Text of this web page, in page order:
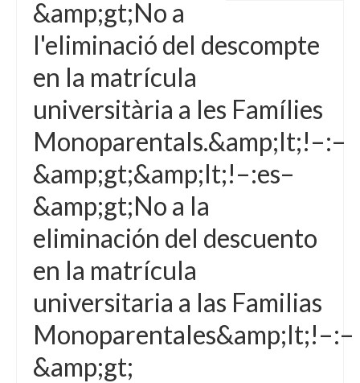
Idioma:
&amp;gt;No a
l'eliminació del descompte
en la matrícula
universitària a les Famílies
Monoparentals.&amp;lt;!–:–
&amp;gt;&amp;lt;!–:es–
&amp;gt;No a la
eliminación del descuento
en la matrícula
universitaria a las Familias
Monoparentales&amp;lt;!–:–
&amp;gt;